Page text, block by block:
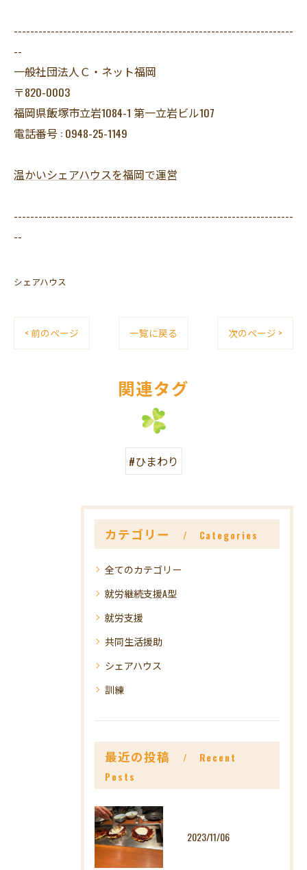
--------------------------------------------------------------------
--
一般社団法人Ｃ・ネット福岡
〒820-0003
福岡県飯塚市立岩1084-1 第一立岩ビル107
電話番号 : 0948-25-1149
温かいシェアハウスを福岡で運営
--------------------------------------------------------------------
--
シェアハウス
< 前のページ 一覧に戻る 次のページ >
関連タグ
#ひまわり
カテゴリー Categories
全てのカテゴリー
就労継続支援A型
就労支援
共同生活援助
シェアハウス
訓練
最近の投稿
Recent
Posts
2023/11/06